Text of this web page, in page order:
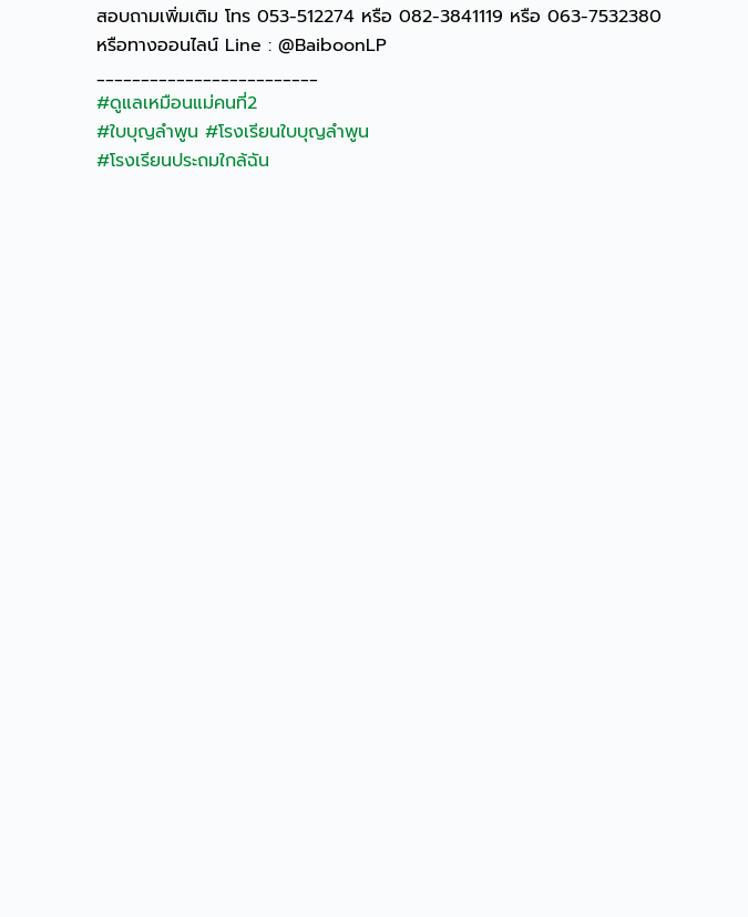
สอบถามเพิ่มเติม โทร 053-512274 หรือ 082-3841119 หรือ 063-7532380
หรือทางออนไลน์ Line : @BaiboonLP
_________________________
#ดูแลเหมือนแม่คนที่2
#ใบบุญลำพูน #โรงเรียนใบบุญลำพูน
#โรงเรียนประถมใกล้ฉัน